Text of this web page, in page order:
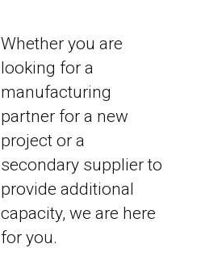
Whether you are
looking for a
manufacturing
partner for a new
project or a
secondary supplier to
provide additional
capacity, we are here
for you.